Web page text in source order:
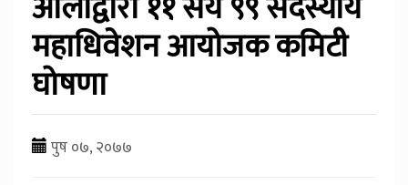
महाधिवेशन आयोजक कमिटी
घोषणा
पुष ०७, २०७७